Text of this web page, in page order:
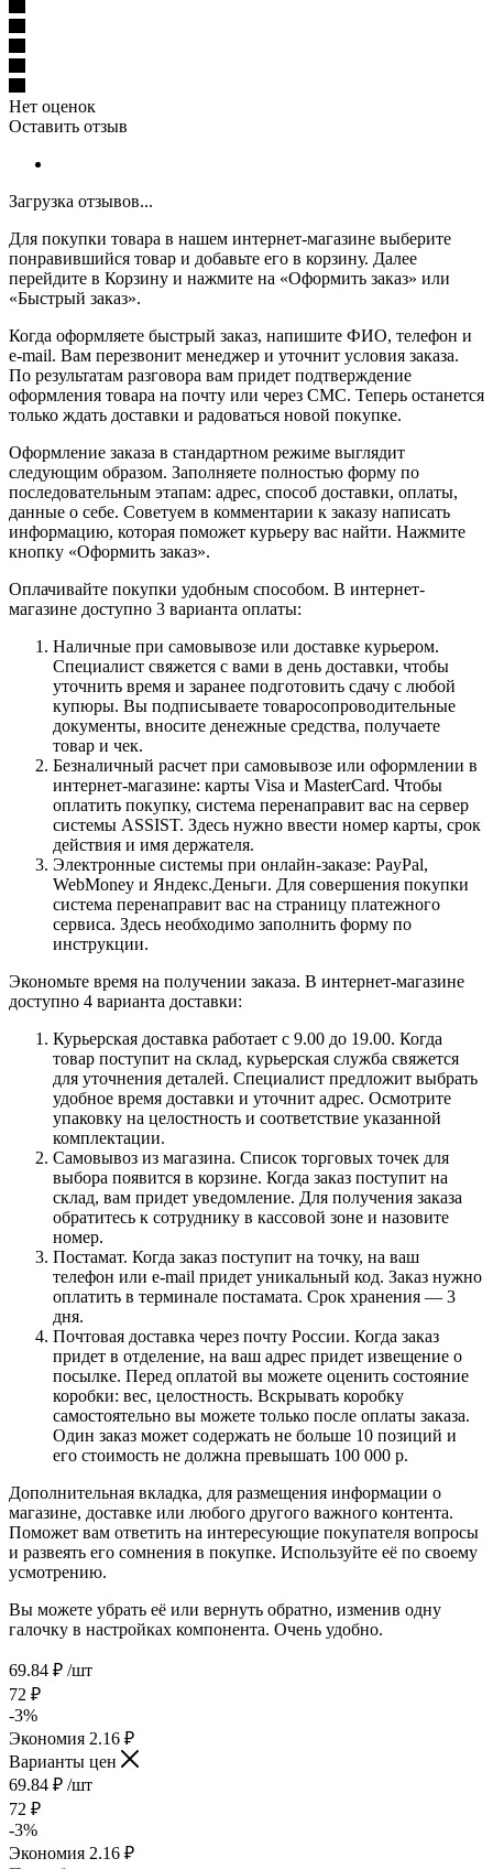
Нет оценок
Оставить отзыв
Загрузка отзывов...
Для покупки товара в нашем интернет-магазине выберите
понравившийся товар и добавьте его в корзину. Далее
перейдите в Корзину и нажмите на «Оформить заказ» или
«Быстрый заказ».
Когда оформляете быстрый заказ, напишите ФИО, телефон и
e-mail. Вам перезвонит менеджер и уточнит условия заказа.
По результатам разговора вам придет подтверждение
оформления товара на почту или через СМС. Теперь останется
только ждать доставки и радоваться новой покупке.
Оформление заказа в стандартном режиме выглядит
следующим образом. Заполняете полностью форму по
последовательным этапам: адрес, способ доставки, оплаты,
данные о себе. Советуем в комментарии к заказу написать
информацию, которая поможет курьеру вас найти. Нажмите
кнопку «Оформить заказ».
Оплачивайте покупки удобным способом. В интернет-
магазине доступно 3 варианта оплаты:
Наличные при самовывозе или доставке курьером.
Специалист свяжется с вами в день доставки, чтобы
уточнить время и заранее подготовить сдачу с любой
купюры. Вы подписываете товаросопроводительные
документы, вносите денежные средства, получаете
товар и чек.
Безналичный расчет при самовывозе или оформлении в
интернет-магазине: карты Visa и MasterCard. Чтобы
оплатить покупку, система перенаправит вас на сервер
системы ASSIST. Здесь нужно ввести номер карты, срок
действия и имя держателя.
Электронные системы при онлайн-заказе: PayPal,
WebMoney и Яндекс.Деньги. Для совершения покупки
система перенаправит вас на страницу платежного
сервиса. Здесь необходимо заполнить форму по
инструкции.
Экономьте время на получении заказа. В интернет-магазине
доступно 4 варианта доставки:
Курьерская доставка работает с 9.00 до 19.00. Когда
товар поступит на склад, курьерская служба свяжется
для уточнения деталей. Специалист предложит выбрать
удобное время доставки и уточнит адрес. Осмотрите
упаковку на целостность и соответствие указанной
комплектации.
Самовывоз из магазина. Список торговых точек для
выбора появится в корзине. Когда заказ поступит на
склад, вам придет уведомление. Для получения заказа
обратитесь к сотруднику в кассовой зоне и назовите
номер.
Постамат. Когда заказ поступит на точку, на ваш
телефон или e-mail придет уникальный код. Заказ нужно
оплатить в терминале постамата. Срок хранения — 3
дня.
Почтовая доставка через почту России. Когда заказ
придет в отделение, на ваш адрес придет извещение о
посылке. Перед оплатой вы можете оценить состояние
коробки: вес, целостность. Вскрывать коробку
самостоятельно вы можете только после оплаты заказа.
Один заказ может содержать не больше 10 позиций и
его стоимость не должна превышать 100 000 р.
Дополнительная вкладка, для размещения информации о
магазине, доставке или любого другого важного контента.
Поможет вам ответить на интересующие покупателя вопросы
и развеять его сомнения в покупке. Используйте её по своему
усмотрению.
Вы можете убрать её или вернуть обратно, изменив одну
галочку в настройках компонента. Очень удобно.
69.84 ₽ /шт
72 ₽
-3%
Экономия 2.16 ₽
Варианты цен
69.84 ₽ /шт
72 ₽
-3%
Экономия 2.16 ₽